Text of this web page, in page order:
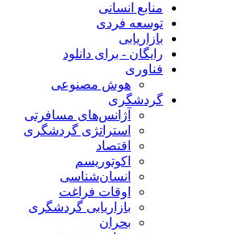
منابع انسانی
توسعه فردی
بازاریابی
رایگان - برای دانلود
فناوری
هوش مصنوعی
گردشگری
آژانس‌های مسافرتی
استراتژی گردشگری
اقتصاد
اکوتوریسم
انسان‌شناسی
اوقات فراغت
بازاریابی گردشگری
بحران